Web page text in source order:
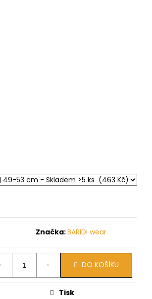
Značka:BARIDI wear
DO KOŠÍKU
Tisk